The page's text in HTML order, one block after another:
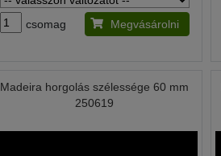
csomag Megvásárolni
Madeira horgolás szélessége 60 mm
250619